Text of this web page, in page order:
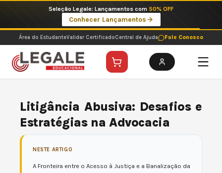
o
conteúdo
Imperdíveis no Pix: Pós Selecionadas a 199 reais no pix em parcela única
Ver ofertas
Área do EstudanteValidar CertificadoCentral de Ajuda Fale Conosco
Litigância Abusiva: Desafios e
Estratégias na Advocacia
NESTE ARTIGO
A Fronteira entre o Acesso à Justiça e a Banalização da